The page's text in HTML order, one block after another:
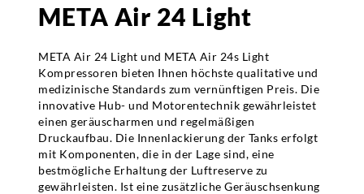
META Air 24 Light
META Air 24 Light und META Air 24s Light
Kompressoren bieten Ihnen höchste qualitative und
medizinische Standards zum vernünftigen Preis. Die
innovative Hub- und Motorentechnik gewährleistet
einen geräuscharmen und regelmäßigen
Druckaufbau. Die Innenlackierung der Tanks erfolgt
mit Komponenten, die in der Lage sind, eine
bestmögliche Erhaltung der Luftreserve zu
gewährleisten. Ist eine zusätzliche Geräuschsenkung